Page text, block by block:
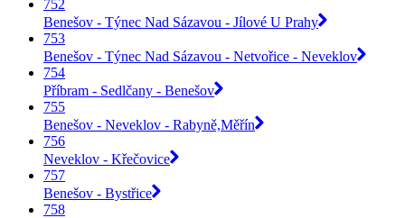
752
Benešov - Týnec Nad Sázavou - Jílové U Prahy
753
Benešov - Týnec Nad Sázavou - Netvořice - Neveklov
754
Příbram - Sedlčany - Benešov
755
Benešov - Neveklov - Rabyně,Měřín
756
Neveklov - Křečovice
757
Benešov - Bystřice
758